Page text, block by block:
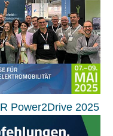
Power2Drive 2025